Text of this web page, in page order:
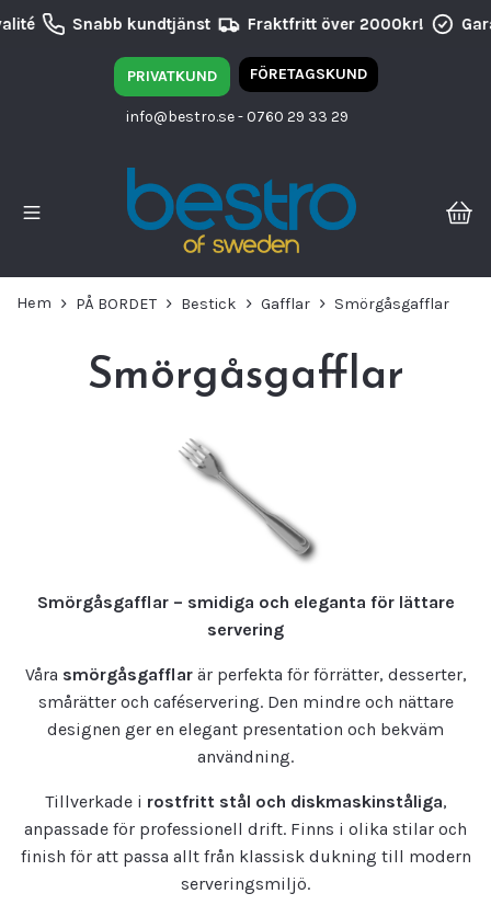
Snabb kundtjänst Fraktfritt över 2000kr!
PRIVATKUND FÖRETAGSKUND
info@bestro.se- 0760 29 33 29
Hem PÅ BORDET Bestick Gafflar Smörgåsgafflar
Smörgåsgafflar
Smörgåsgafflar – smidiga och eleganta för lättare
servering
Våra smörgåsgafflarär perfekta för förrätter, desserter,
smårätter och caféservering. Den mindre och nättare
designen ger en elegant presentation och bekväm
användning.
Tillverkade i rostfritt stål och diskmaskinståliga,
anpassade för professionell drift. Finns i olika stilar och
finish för att passa allt från klassisk dukning till modern
serveringsmiljö.